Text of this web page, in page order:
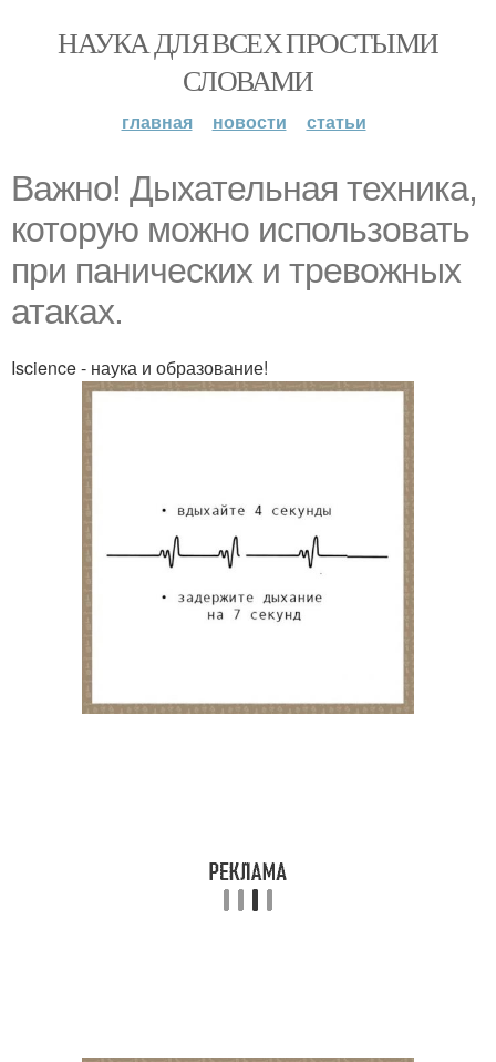
НАУКА ДЛЯ ВСЕХ ПРОСТЫМИ
СЛОВАМИ
главная новости статьи
Важно! Дыхательная техника,
которую можно использовать
при панических и тревожных
атаках.
Iscience - наука и образование!